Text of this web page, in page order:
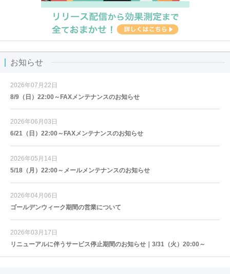
お知らせ
2026年07月22日
8/9（日）22:00～FAXメンテナンスのお知らせ
2026年06月03日
6/21（日）22:00～FAXメンテナンスのお知らせ
2026年05月14日
5/18（月）22:00～メールメンテナンスのお知らせ
2026年04月06日
ゴールデンウィーク期間の営業について
2026年03月17日
リニューアルに伴うサービス停止期間のお知らせ｜3/31（火）20:00～